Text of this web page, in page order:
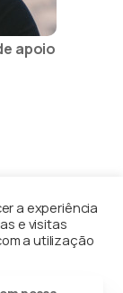
apoio
© Todos os
a experiência
e visitas
a utilização